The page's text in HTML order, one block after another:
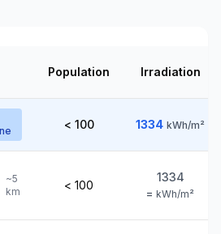
Population Irradiation
< 100 1334 kWh/m²
~5
km
< 100
1334
= kWh/m²